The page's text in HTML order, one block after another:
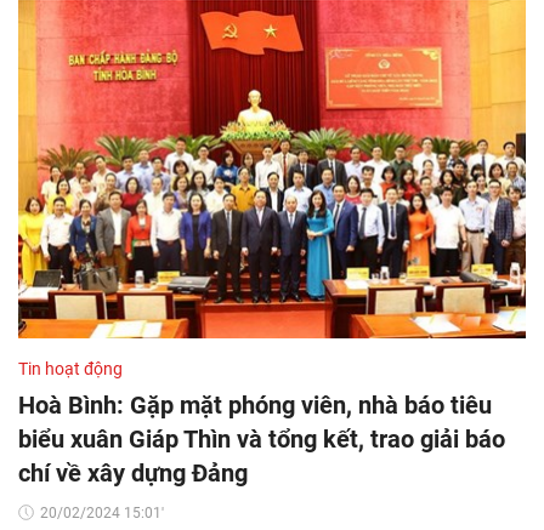
Tin hoạt động
Hoà Bình: Gặp mặt phóng viên, nhà báo tiêu
biểu xuân Giáp Thìn và tổng kết, trao giải báo
chí về xây dựng Đảng
20/02/2024 15:01'